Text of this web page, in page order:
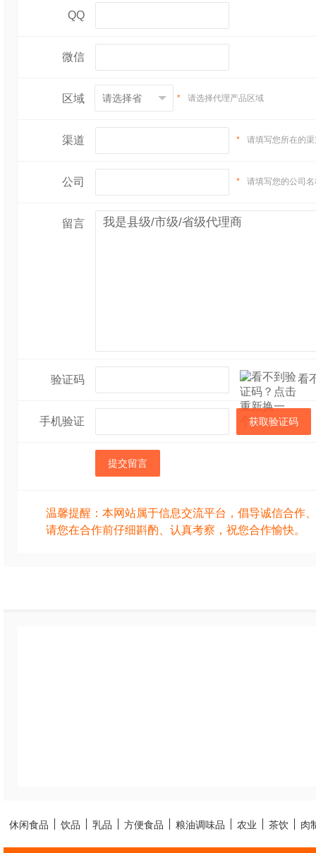
QQ
微信
区域 * 请选择代理产品区域
渠道 * 请填写您所在的
公司 * 请填写您的公司
留言
验证码 看
手机验证 获取验证码
提交留言
温馨提醒：本网站属于信息交流平台，倡导诚信合作
请您在合作前仔细斟酌、认真考察，祝您合作愉快。
休闲食品 饮品 乳品 方便食品 粮油调味品 农业 茶饮 肉